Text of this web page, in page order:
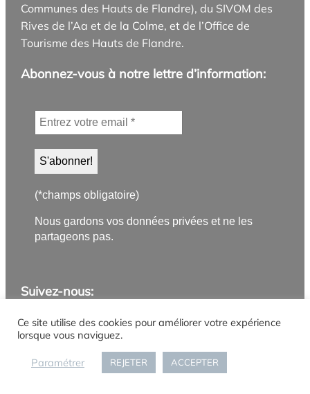
Communes des Hauts de Flandre), du SIVOM des
Rives de l’Aa et de la Colme, et de l’Office de
Tourisme des Hauts de Flandre.
Abonnez-vous à notre lettre d’information:
(*champs obligatoire)
Nous gardons vos données privées et ne les
partageons pas.
Suivez-nous:
Application PanneauPocket
Lettre d'information
Instagram
Facebook
YouTube
Flux RSS
Mentions légales
Politique de confidentialité
Ce site utilise des cookies pour améliorer votre expérience
lorsque vous naviguez.
Paramétrer REJETER ACCEPTER